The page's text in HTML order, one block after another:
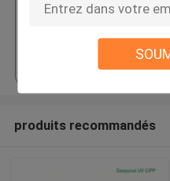
Continuer
produits recommandés